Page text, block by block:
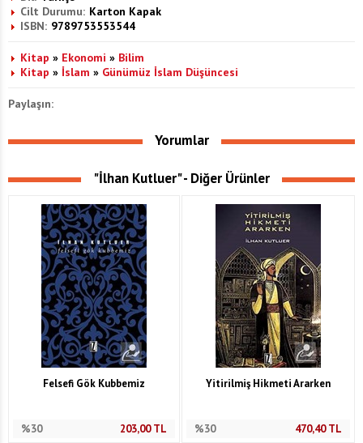
Cilt Durumu: Karton Kapak
ISBN: 9789753553544
Kitap » Ekonomi » Bilim
Kitap » İslam » Günümüz İslam Düşüncesi
Paylaşın:
Yorumlar
"İlhan Kutluer" - Diğer Ürünler
Felsefi Gök Kubbemiz
%30 203,00TL
Yitirilmiş Hikmeti Ararken
%30 470,40TL